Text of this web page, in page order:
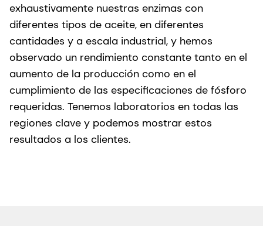
exhaustivamente nuestras enzimas con
diferentes tipos de aceite, en diferentes
cantidades y a escala industrial, y hemos
observado un rendimiento constante tanto en el
aumento de la producción como en el
cumplimiento de las especificaciones de fósforo
requeridas. Tenemos laboratorios en todas las
regiones clave y podemos mostrar estos
resultados a los clientes.